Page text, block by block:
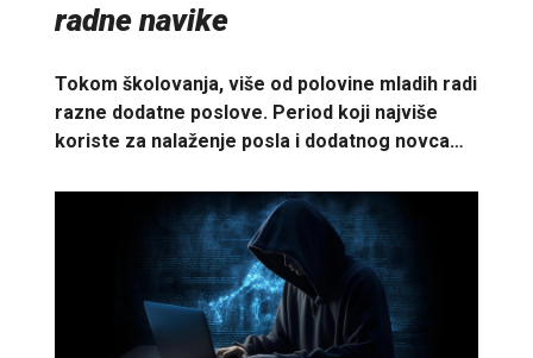
radne navike
Tokom školovanja, više od polovine mladih radi
razne dodatne poslove. Period koji najviše
koriste za nalaženje posla i dodatnog novca…